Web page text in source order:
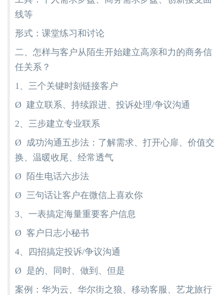
线等
形式：课堂练习和讨论
二、怎样与客户从陌生开始建立高亲和力的商务信
任关系？
1、三个关键时刻链接客户
Ø 建立联系、持续跟进、投诉处理/争议沟通
2、三步建立专业联系
Ø 成功沟通五步法：了解需求、打开心扉、价值交
换、温暖收尾、经常透气
Ø 陌生电话六步法
Ø 三句话让客户在微信上喜欢你
3、一表搞定海量重要客户信息
Ø 客户日志小秘书
4、四招搞定投诉/争议沟通
Ø 是的、同时、做到、但是
案例：华为云、华尔街之狼、移动客服、艺龙旅行